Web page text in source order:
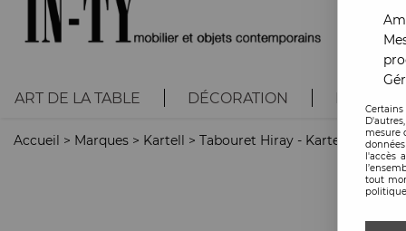
ART DE LA TABLE DÉCORATION
Accueil > Marques > Kartell > Tabouret Hiray - Kartell
mesure
l'accès
tout